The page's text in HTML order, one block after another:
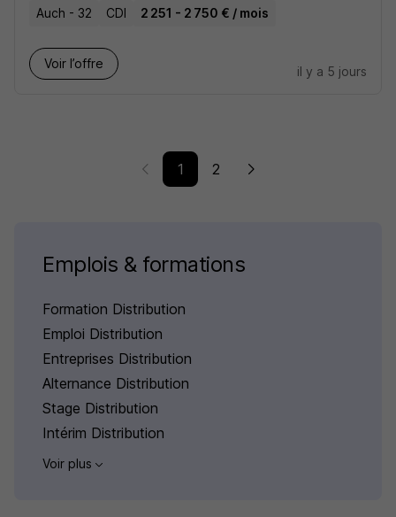
Auch - 32 CDI 2 251 - 2 750 € / mois
Voir l’offre
il y a 5 jours
1 2
Emplois & formations
Formation Distribution
Emploi Distribution
Entreprises Distribution
Alternance Distribution
Stage Distribution
Intérim Distribution
Voir plus